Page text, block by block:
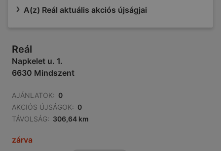
A(z) Reál aktuális akciós újságjai
Reál
Napkelet u. 1.
6630 Mindszent
AJÁNLATOK: 0
AKCIÓS ÚJSÁGOK: 0
TÁVOLSÁG: 306,64 km
zárva